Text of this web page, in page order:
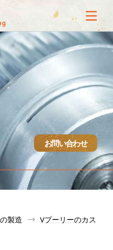
3Dオフ
ス
サービ
製作実
技術紹
設備
お問い合わせ
製造
Vプーリーのカス